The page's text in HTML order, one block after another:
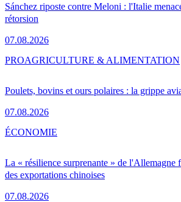
Sánchez riposte contre Meloni : l'Italie
rétorsion
07.08.2026
Poulets, bovins et ours polaires : la grippe
07.08.2026
PROAGRICULTURE & ALIMENTATION
La « résilience surprenante » de l'Allemagne
des exportations chinoises
07.08.2026
ÉCONOMIE